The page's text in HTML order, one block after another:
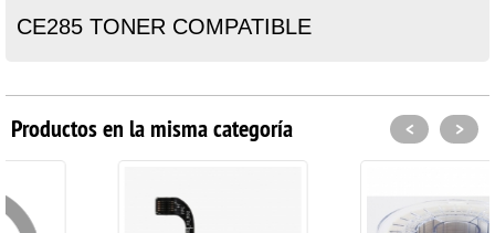
CE285 TONER COMPATIBLE
Productos en la misma categoría < >